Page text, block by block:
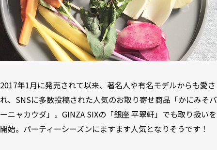
2017年1月に発売されて以来、著名人や有名モデルからも愛さ
れ、SNSに多数投稿された人気のお取り寄せ商品「かにみそバ
ーニャカウダ」。GINZA SIXの「銀座 平翠軒」でも取り扱いを
開始。パーティーシーズンにますます人気となりそうです！